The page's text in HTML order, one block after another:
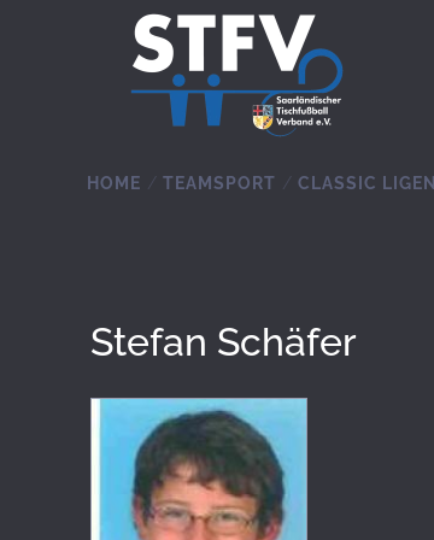
Zum Hauptinhalt springen
HOME TEAMSPORT CLASSIC LIGEN
Stefan Schäfer